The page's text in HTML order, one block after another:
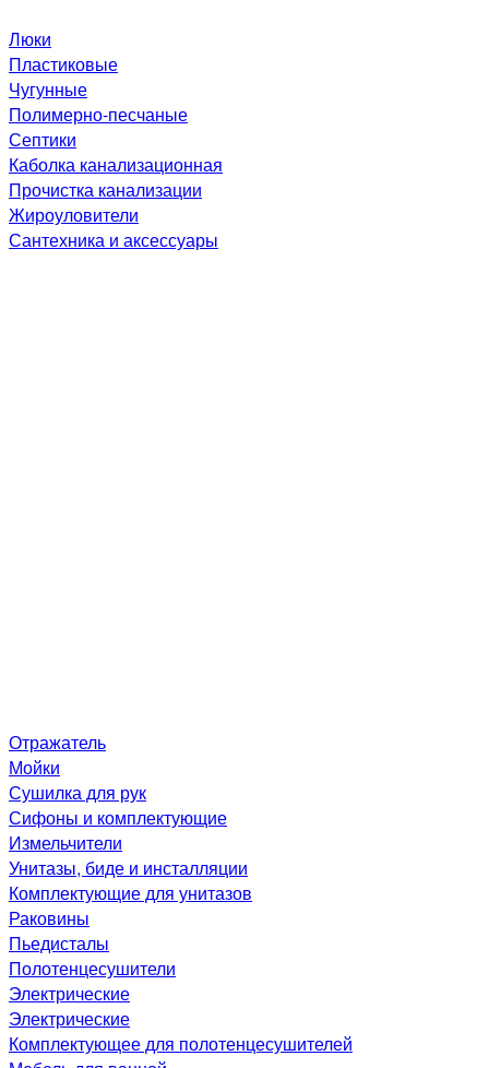
Люки
Пластиковые
Чугунные
Полимерно-песчаные
Септики
Каболка канализационная
Прочистка канализации
Жироуловители
Сантехника и аксессуары
Отражатель
Мойки
Сушилка для рук
Сифоны и комплектующие
Измельчители
Унитазы, биде и инсталляции
Комплектующие для унитазов
Раковины
Пьедисталы
Полотенцесушители
Электрические
Электрические
Комплектующее для полотенцесушителей